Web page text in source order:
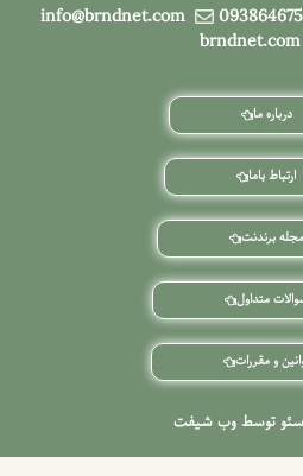
info@brndnet.com
brndnet.com
درباره ما
ارتباط باما
مجله برندنت
متداول
و مقررات
توسط وب شیفت